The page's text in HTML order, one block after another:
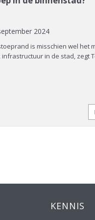
2024
is misschien wel het
infrastructuur in de stad, zegt
KENNIS